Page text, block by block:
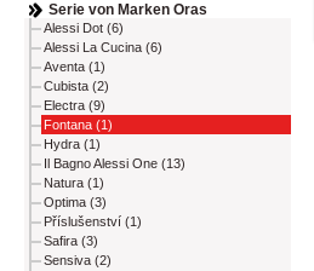
Serie von Marken Oras
Alessi Dot (6)
Alessi La Cucina (6)
Aventa (1)
Cubista (2)
Electra (9)
Fontana (1)
Hydra (1)
Il Bagno Alessi One (13)
Natura (1)
Optima (3)
Příslušenství (1)
Safira (3)
Sensiva (2)